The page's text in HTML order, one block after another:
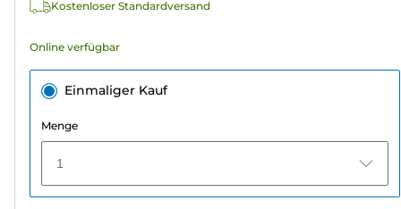
Kostenloser Standardversand
Online verfügbar
Einmaliger Kauf
Menge
1